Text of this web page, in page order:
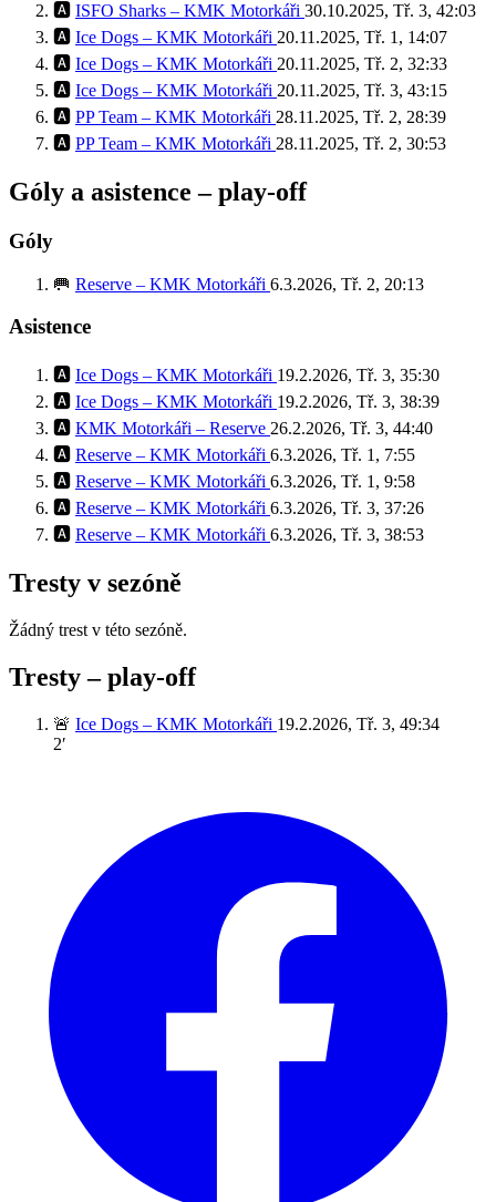
🅰️ ISFO Sharks – KMK Motorkáři 30.10.2025, Tř. 3, 42:03
🅰️ Ice Dogs – KMK Motorkáři 20.11.2025, Tř. 1, 14:07
🅰️ Ice Dogs – KMK Motorkáři 20.11.2025, Tř. 2, 32:33
🅰️ Ice Dogs – KMK Motorkáři 20.11.2025, Tř. 3, 43:15
🅰️ PP Team – KMK Motorkáři 28.11.2025, Tř. 2, 28:39
🅰️ PP Team – KMK Motorkáři 28.11.2025, Tř. 2, 30:53
Góly a asistence – play‑off
Góly
🥅 Reserve – KMK Motorkáři 6.3.2026, Tř. 2, 20:13
Asistence
🅰️ Ice Dogs – KMK Motorkáři 19.2.2026, Tř. 3, 35:30
🅰️ Ice Dogs – KMK Motorkáři 19.2.2026, Tř. 3, 38:39
🅰️ KMK Motorkáři – Reserve 26.2.2026, Tř. 3, 44:40
🅰️ Reserve – KMK Motorkáři 6.3.2026, Tř. 1, 7:55
🅰️ Reserve – KMK Motorkáři 6.3.2026, Tř. 1, 9:58
🅰️ Reserve – KMK Motorkáři 6.3.2026, Tř. 3, 37:26
🅰️ Reserve – KMK Motorkáři 6.3.2026, Tř. 3, 38:53
Tresty v sezóně
Žádný trest v této sezóně.
Tresty – play‑off
🚨 Ice Dogs – KMK Motorkáři 19.2.2026, Tř. 3, 49:34
2′